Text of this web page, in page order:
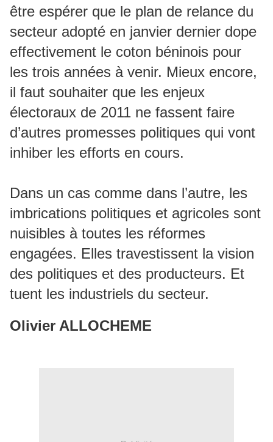
être espérer que le plan de relance du
secteur adopté en janvier dernier dope
effectivement le coton béninois pour
les trois années à venir. Mieux encore,
il faut souhaiter que les enjeux
électoraux de 2011 ne fassent faire
d’autres promesses politiques qui vont
inhiber les efforts en cours.
Dans un cas comme dans l’autre, les
imbrications politiques et agricoles sont
nuisibles à toutes les réformes
engagées. Elles travestissent la vision
des politiques et des producteurs. Et
tuent les industriels du secteur.
Olivier ALLOCHEME